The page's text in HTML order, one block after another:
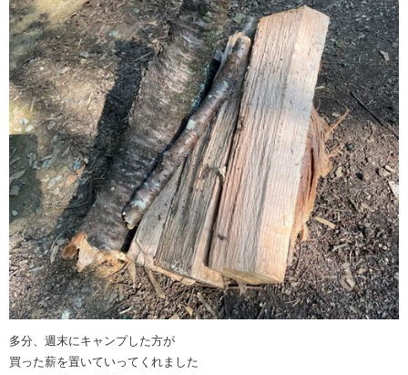
多分、週末にキャンプした方が
買った薪を置いていってくれました